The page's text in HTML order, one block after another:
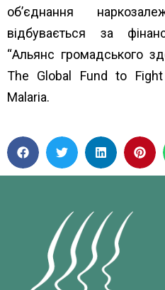
об’єднання
відбувається за
“Альянс громадського
The Global Fund to
Malaria.